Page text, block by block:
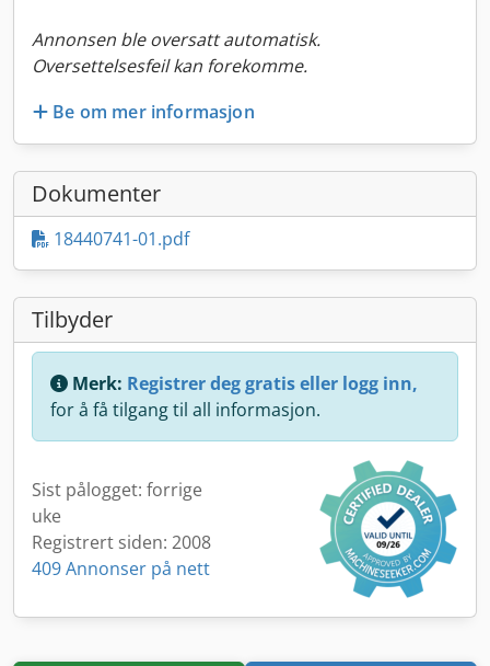
Annonsen ble oversatt automatisk.
Oversettelsesfeil kan forekomme.
Be om mer informasjon
Dokumenter
18440741-01.pdf
Tilbyder
Merk: Registrer deg gratis eller logg inn,
for å få tilgang til all informasjon.
Sist pålogget: forrige
uke
Registrert siden: 2008
409 Annonser på nett